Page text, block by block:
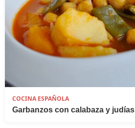
COCINA ESPAÑOLA
Garbanzos con calabaza y judías